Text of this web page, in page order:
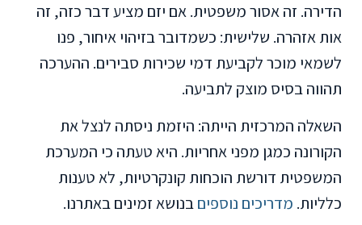
הדירה. זה אסור משפטית. אם יזם מציע דבר כזה, זה
אות אזהרה. שלישית: כשמדובר בזיהוי איחור, פנו
לשמאי מוכר לקביעת דמי שכירות סבירים. ההערכה
תהווה בסיס מוצק לתביעה.
השאלה המרכזית הייתה: היזמת ניסתה לנצל את
הקורונה כמגן מפני אחריות. היא טעתה כי המערכת
המשפטית דורשת הוכחות קונקרטיות, לא טענות
כלליות. מדריכים נוספיםבנושא זמינים באתרנו.